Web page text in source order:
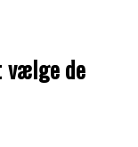
vælge de